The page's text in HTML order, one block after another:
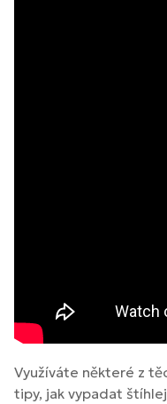
Využíváte některé z
tipy, jak vypadat